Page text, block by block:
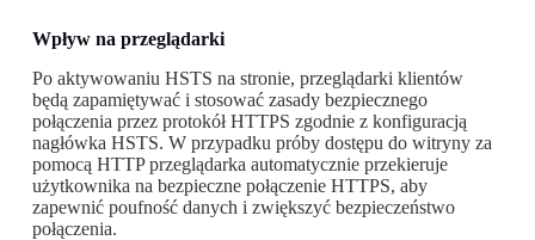
Wpływ na przeglądarki
Po aktywowaniu HSTS na stronie, przeglądarki klientów
będą zapamiętywać i stosować zasady bezpiecznego
połączenia przez protokół HTTPS zgodnie z konfiguracją
nagłówka HSTS. W przypadku próby dostępu do witryny za
pomocą HTTP przeglądarka automatycznie przekieruje
użytkownika na bezpieczne połączenie HTTPS, aby
zapewnić poufność danych i zwiększyć bezpieczeństwo
połączenia.